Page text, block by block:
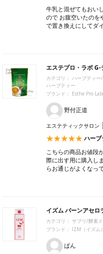
牛乳と混ぜてもおい
ので お腹空いたのを
で置き換えにしてダ
エステプロ・ラボ
カテゴリ： ハーブティー
ハーブティー
ブランド： Esthe Pro
野付正道
エステティックサロン
ハー
こちらの商品お値段
際に出す用に購入し
らお通じがよくなっ
イズム バーンアセロ
カテゴリ： サプリ/酵素
ブランド： IZM（イズム）
ぱん